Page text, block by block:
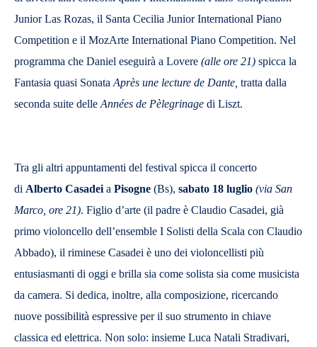
Junior Las Rozas, il Santa Cecilia Junior International Piano
Competition e il MozArte International Piano Competition. Nel
programma che Daniel eseguirà a Lovere (alle ore 21) spicca la
Fantasia quasi Sonata Après une lecture de Dante, tratta dalla
seconda suite delle Années de Pèlegrinage di Liszt.
Tra gli altri appuntamenti del festival spicca il concerto
di Alberto Casadei a Pisogne (Bs), sabato 18 luglio (via San
Marco, ore 21). Figlio d’arte (il padre è Claudio Casadei, già
primo violoncello dell’ensemble I Solisti della Scala con Claudio
Abbado), il riminese Casadei è uno dei violoncellisti più
entusiasmanti di oggi e brilla sia come solista sia come musicista
da camera. Si dedica, inoltre, alla composizione, ricercando
nuove possibilità espressive per il suo strumento in chiave
classica ed elettrica. Non solo: insieme Luca Natali Stradivari,